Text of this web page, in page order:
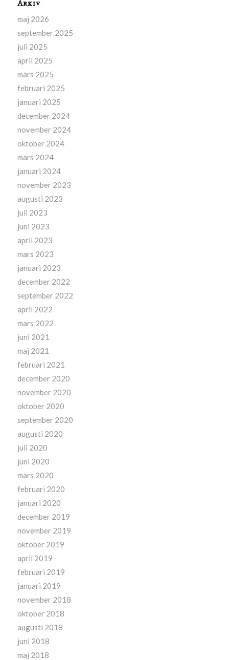
Arkiv
maj 2026
september 2025
juli 2025
april 2025
mars 2025
februari 2025
januari 2025
december 2024
november 2024
oktober 2024
mars 2024
januari 2024
november 2023
augusti 2023
juli 2023
juni 2023
april 2023
mars 2023
januari 2023
december 2022
september 2022
april 2022
mars 2022
juni 2021
maj 2021
februari 2021
december 2020
november 2020
oktober 2020
september 2020
augusti 2020
juli 2020
juni 2020
mars 2020
februari 2020
januari 2020
december 2019
november 2019
oktober 2019
april 2019
februari 2019
januari 2019
november 2018
oktober 2018
augusti 2018
juni 2018
maj 2018